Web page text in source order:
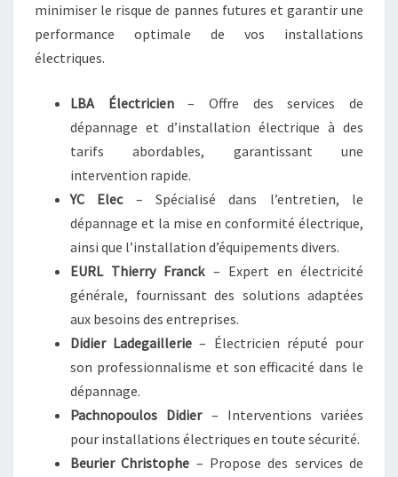
minimiser le risque de pannes futures et garantir une
performance optimale de vos installations
électriques.
LBA Électricien– Offre des services de
dépannage et d’installation électrique à des
tarifs abordables, garantissant une
intervention rapide.
YC Elec– Spécialisé dans l’entretien, le
dépannage et la mise en conformité électrique,
ainsi que l’installation d’équipements divers.
EURL Thierry Franck– Expert en électricité
générale, fournissant des solutions adaptées
aux besoins des entreprises.
Didier Ladegaillerie – Électricien réputé pour
son professionnalisme et son efficacité dans le
dépannage.
Pachnopoulos Didier– Interventions variées
pour installations électriques en toute sécurité.
Beurier Christophe – Propose des services de